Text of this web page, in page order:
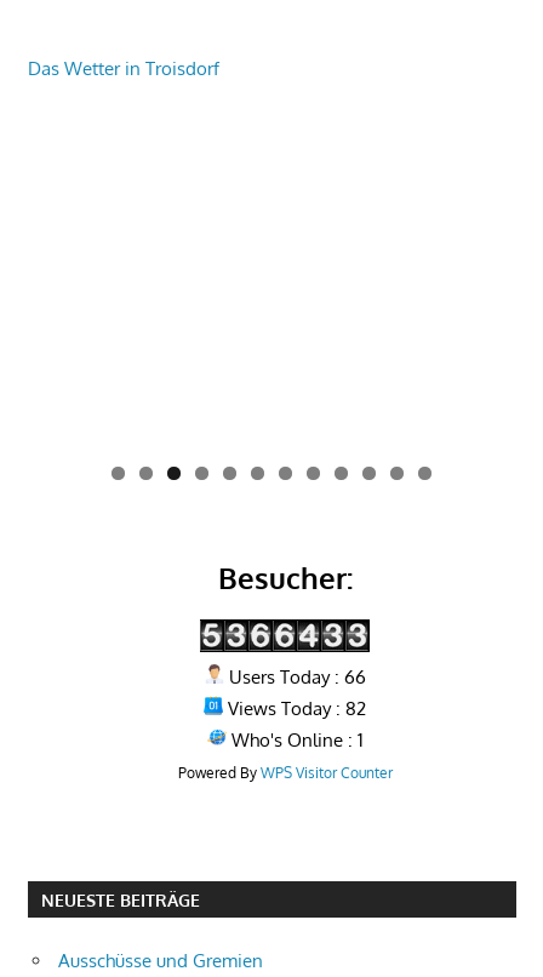
Das Wetter in Troisdorf
0 1 2
Besucher:
Users Today : 66
Views Today : 82
Who's Online : 1
Powered By WPS Visitor Counter
NEUESTE BEITRÄGE
Ausschüsse und Gremien